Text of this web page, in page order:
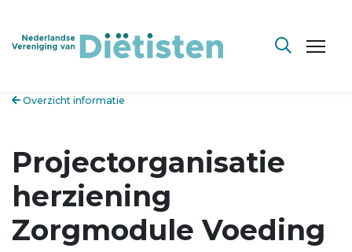
Overzicht informatie
Projectorganisatie
herziening
Zorgmodule Voeding